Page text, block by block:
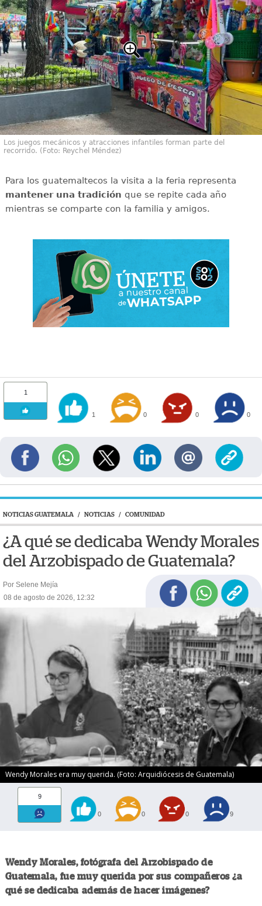
Los juegos mecánicos y atracciones infantiles forman parte del
recorrido. (Foto: Reychel Méndez)
Para los guatemaltecos la visita a la feria representa
mantener una tradición que se repite cada año
mientras se comparte con la familia y amigos.
1
1 0 0 0
NOTICIAS GUATEMALA / NOTICIAS / COMUNIDAD
¿A qué se dedicaba Wendy Morales
del Arzobispado de Guatemala?
Por Selene Mejía
08 de agosto de 2026, 12:32
Wendy Morales era muy querida. (Foto: Arquidiócesis de Guatemala)
9
0 0 0 9
Wendy Morales, fotógrafa del Arzobispado de
Guatemala, fue muy querida por sus compañeros ¿a
qué se dedicaba además de hacer imágenes?